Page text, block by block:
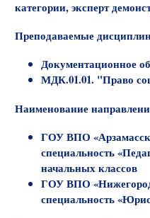
категории, эксперт
Преподаваемые
Документационное
МДК.01.01. "Право
Наименование
ГОУ ВПО
специальность
начальных классов
ГОУ ВПО
специальность